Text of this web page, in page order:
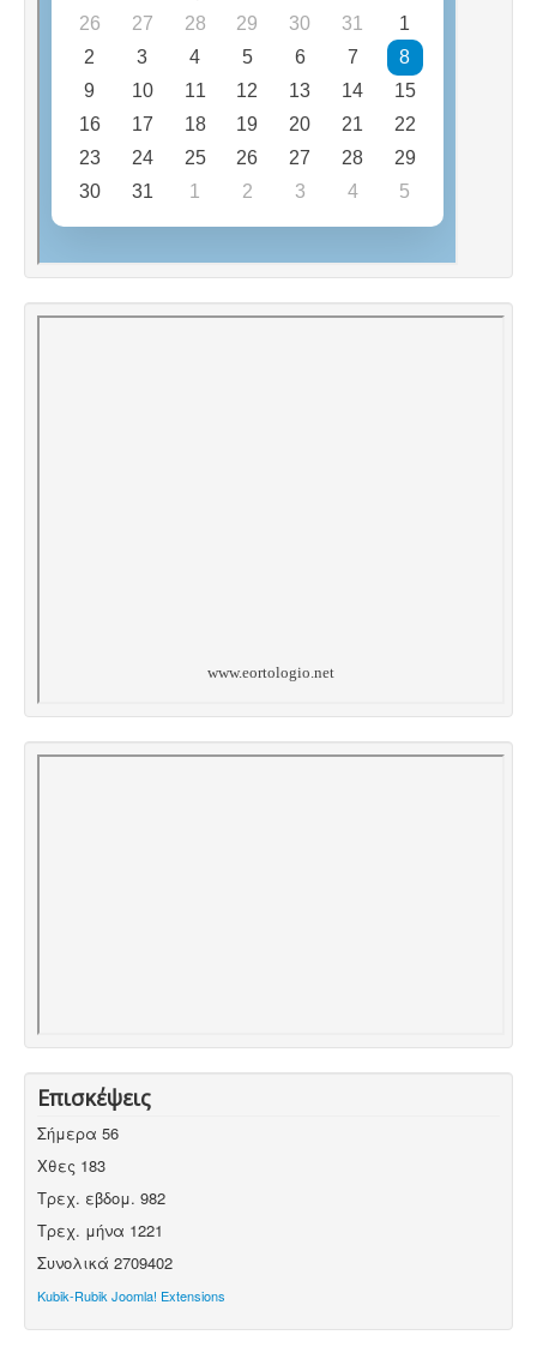
Επισκέψεις
Σήμερα 56
Χθες 183
Τρεχ. εβδομ. 982
Τρεχ. μήνα 1221
Συνολικά 2709402
Kubik-Rubik Joomla! Extensions